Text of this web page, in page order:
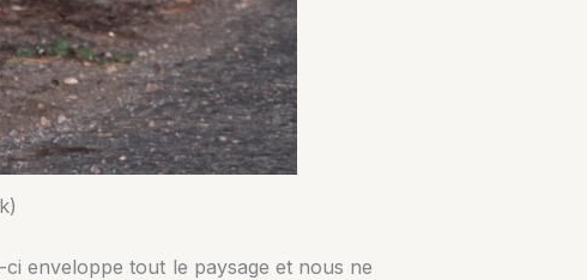
enveloppe tout le paysage et nous ne